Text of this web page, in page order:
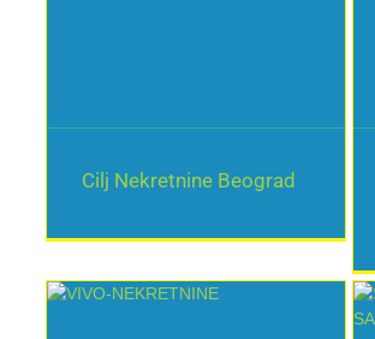
Cilj Nekretnine Beograd